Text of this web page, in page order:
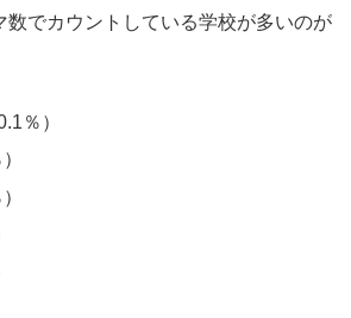
数でカウントしている学校が多いのが
％）